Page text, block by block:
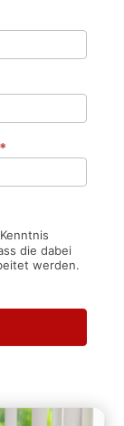
*
die dabei
werden.